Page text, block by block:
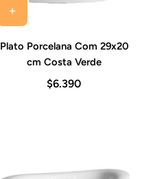
Plato Porcelana Com 29x20
cm Costa Verde
$6.390